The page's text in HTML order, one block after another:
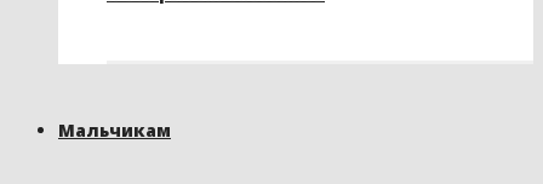
Мальчикам